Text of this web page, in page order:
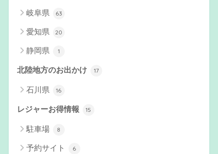
岐阜県 63
愛知県 20
静岡県 1
北陸地方のお出かけ 17
石川県 16
レジャーお得情報 15
駐車場 8
予約サイト 6